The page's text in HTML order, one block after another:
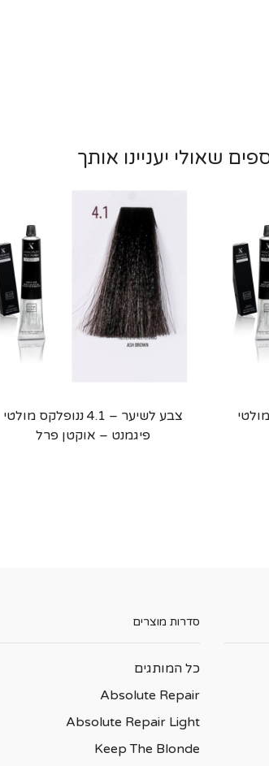
שאולי יעניינו אותך
מולטי
צבע לשיער – 4.1 ננופלקס מולטי
פיגמנט – אוקטן פרל
סדרות מוצרים
כל המותגים
Absolute Repair
Absolute Repair Light
Keep The Blonde